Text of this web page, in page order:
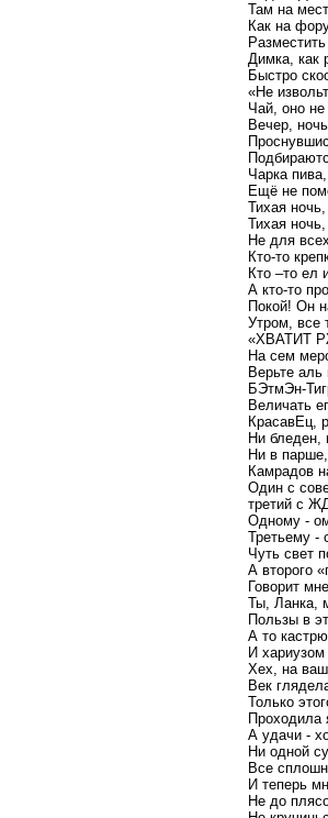
Там на
Как на
Димка, как
Быстро
«Не
Чай, оно
Вечер, ночь
Чарка пива,
Ещё не
Тихая
Тихая
Не для
Кто-то
Кто –то ел
А кто-то
Покой! Он
Утром, все
«ХВАТИТ
На сем
Верьте аль
БЭтмЭн-
Величать
КрасавЕц,
Ни бледен,
Ни в парше,
Камрадов
Один с
третий с
Одному -
Третьему -
Чуть свет
А второго
Говорит
Ты, Ланка,
Пользы в
А то
И хариузом
Хех, на
Век
Только
Проходила
А удачи -
Ни одной
Все
И теперь
Не до